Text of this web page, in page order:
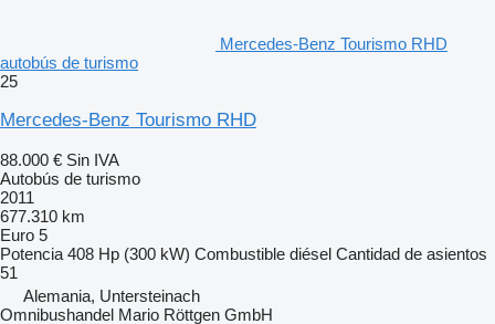
Mercedes-Benz Tourismo RHD
autobús de turismo
25
Mercedes-Benz Tourismo RHD
88.000 € Sin IVA
Autobús de turismo
2011
677.310 km
Euro 5
Potencia 408 Hp (300 kW) Combustible diésel Cantidad de asientos
51
Alemania, Untersteinach
Omnibushandel Mario Röttgen GmbH